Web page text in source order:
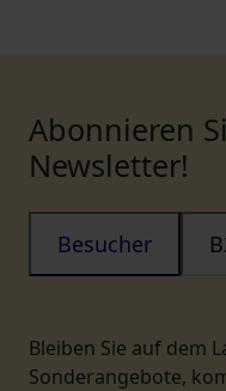
Abonnieren
Newsletter!
Bleiben Sie auf dem
Sonderangebote,
Besucher